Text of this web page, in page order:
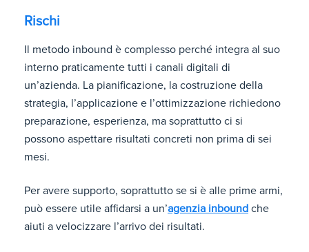
Rischi
Il metodo inbound è complesso perché integra al suo
interno praticamente tutti i canali digitali di
un’azienda. La pianificazione, la costruzione della
strategia, l’applicazione e l’ottimizzazione richiedono
preparazione, esperienza, ma soprattutto ci si
possono aspettare risultati concreti non prima di sei
mesi.
Per avere supporto, soprattutto se si è alle prime armi,
può essere utile affidarsi a un’agenzia inbound che
aiuti a velocizzare l’arrivo dei risultati.